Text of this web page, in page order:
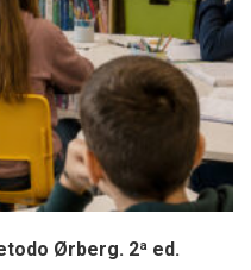
Ørberg. 2ª ed.